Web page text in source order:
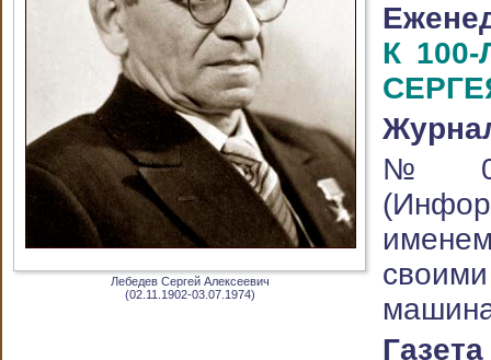
Лебедев Сергей Алексеевич
(02.11.1902-03.07.1974)
К